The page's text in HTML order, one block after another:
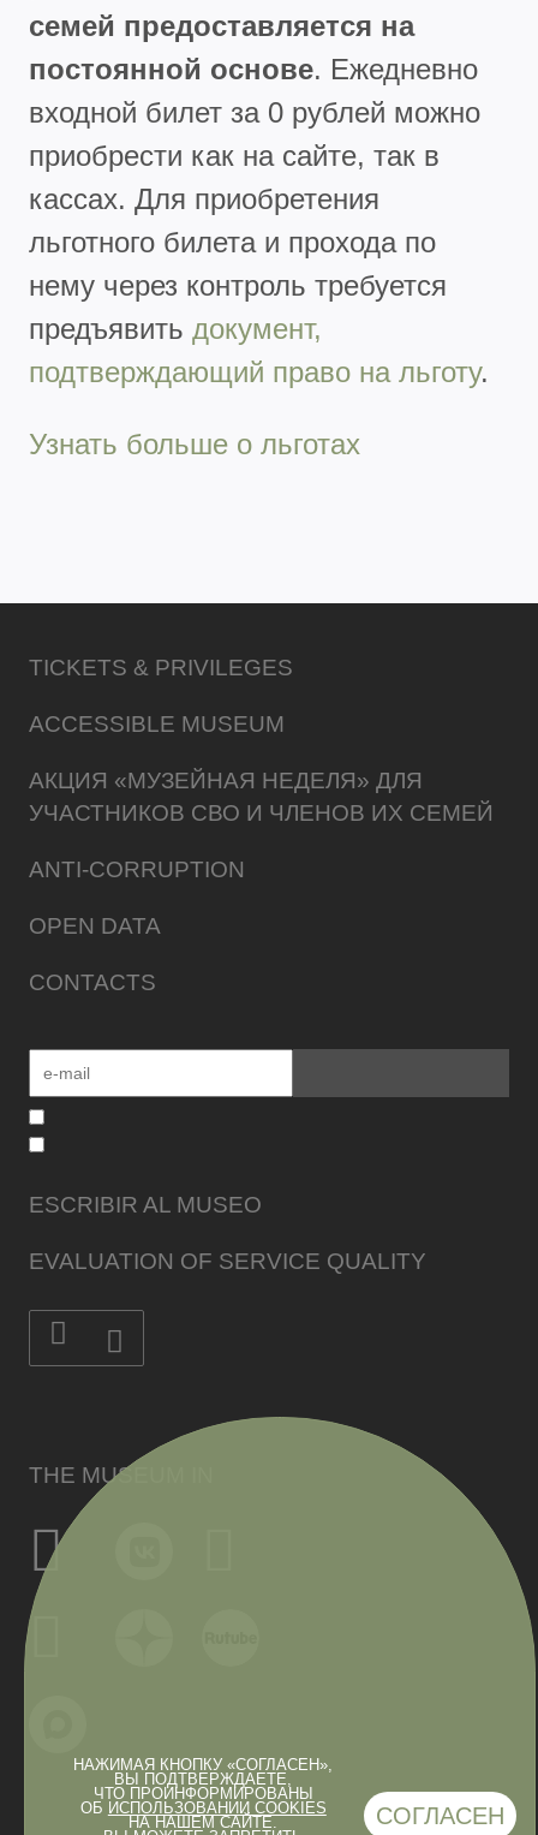
семей предоставляется на
постоянной основе. Ежедневно
входной билет за 0 рублей можно
приобрести как на сайте, так в
кассах. Для приобретения
льготного билета и прохода по
нему через контроль требуется
предъявить документ,
подтверждающий право на льготу.
Узнать больше о льготах
НАЖИМАЯ КНОПКУ «СОГЛАСЕН»,
ВЫ ПОДТВЕРЖДАЕТЕ,
ЧТО ПРОИНФОРМИРОВАНЫ
ОБ ИСПОЛЬЗОВАНИИ COOKIES
НА НАШЕМ САЙТЕ.
СОГЛАСЕН
TICKETS & PRIVILEGES
ACCESSIBLE MUSEUM
АКЦИЯ «МУЗЕЙНАЯ НЕДЕЛЯ» ДЛЯ
УЧАСТНИКОВ СВО И ЧЛЕНОВ ИХ СЕМЕЙ
ANTI-CORRUPTION
OPEN DATA
CONTACTS
THE MUSEUM IN
ESCRIBIR AL MUSEO
EVALUATION OF SERVICE QUALITY